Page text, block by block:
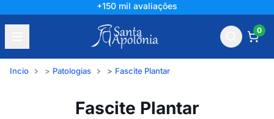
+150 mil avaliações
0
Incio Patologias Fascite Plantar
Fascite Plantar